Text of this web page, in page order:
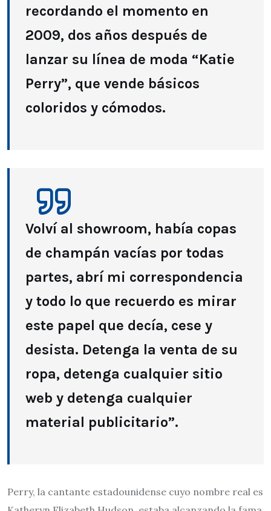
recordando el momento en
2009, dos años después de
lanzar su línea de moda “Katie
Perry”, que vende básicos
coloridos y cómodos.
Volví al showroom, había copas
de champán vacías por todas
partes, abrí mi correspondencia
y todo lo que recuerdo es mirar
este papel que decía, cese y
desista. Detenga la venta de su
ropa, detenga cualquier sitio
web y detenga cualquier
material publicitario”.
Perry, la cantante estadounidense cuyo nombre real es